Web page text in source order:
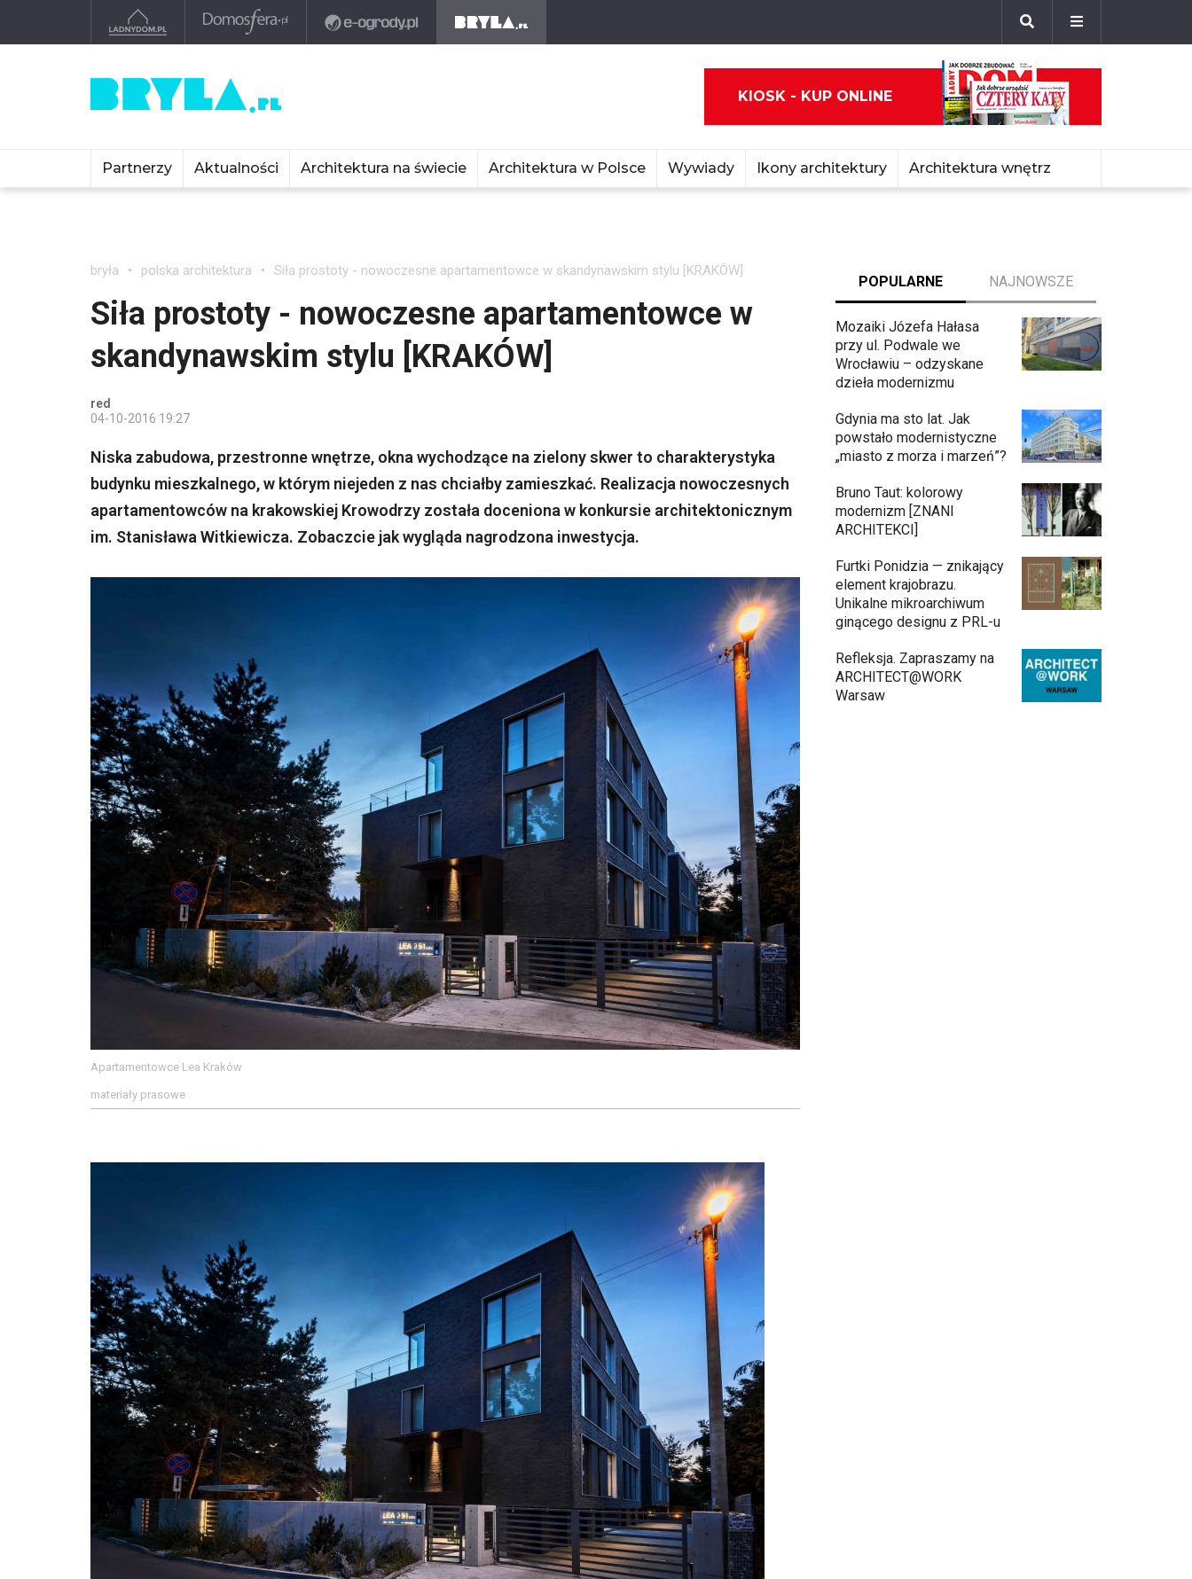
KIOSK - KUP ONLINE
Partnerzy Aktualności Architektura na świecie Architektura w Polsce Wywiady Ikony architektury Architektura wnętrz
bryła polska architektura Siła prostoty - nowoczesne apartamentowce w skandynawskim stylu [KRAKÓW]
Siła prostoty - nowoczesne apartamentowce w
skandynawskim stylu [KRAKÓW]
red
04-10-2016 19:27
Niska zabudowa, przestronne wnętrze, okna wychodzące na zielony skwer to charakterystyka
budynku mieszkalnego, w którym niejeden z nas chciałby zamieszkać. Realizacja nowoczesnych
apartamentowców na krakowskiej Krowodrzy została doceniona w konkursie architektonicznym
im. Stanisława Witkiewicza. Zobaczcie jak wygląda nagrodzona inwestycja.
Apartamentowce Lea Kraków
materiały prasowe
POPULARNE NAJNOWSZE
Mozaiki Józefa Hałasa
przy ul. Podwale we
Wrocławiu – odzyskane
dzieła modernizmu
Gdynia ma sto lat. Jak
powstało modernistyczne
„miasto z morza i marzeń”?
Bruno Taut: kolorowy
modernizm [ZNANI
ARCHITEKCI]
Furtki Ponidzia — znikający
element krajobrazu.
Unikalne mikroarchiwum
ginącego designu z PRL-u
Refleksja. Zapraszamy na
ARCHITECT@WORK
Warsaw